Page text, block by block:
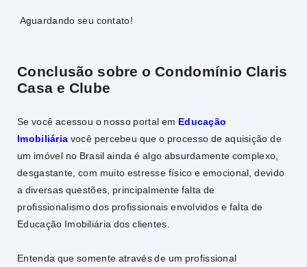
Aguardando seu contato!
Conclusão sobre o Condomínio Claris
Casa e Clube
Se você acessou o nosso portal em Educação
Imobiliária você percebeu que o processo de aquisição de
um imóvel no Brasil ainda é algo absurdamente complexo,
desgastante, com muito estresse físico e emocional, devido
a diversas questões, principalmente falta de
profissionalismo dos profissionais envolvidos e falta de
Educação Imobiliária dos clientes.
Entenda que somente através de um profissional